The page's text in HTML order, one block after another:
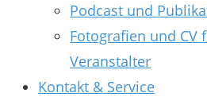
Podcast und
Fotografien und CV
Veranstalter
Kontakt & Service